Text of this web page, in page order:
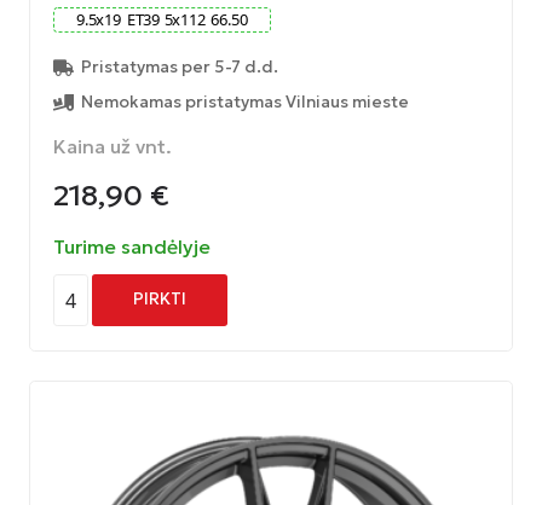
9.5x19 ET39 5x112 66.50
Pristatymas per 5-7 d.d.
Nemokamas pristatymas Vilniaus mieste
Kaina už vnt.
218,90 €
Turime sandėlyje
4 PIRKTI